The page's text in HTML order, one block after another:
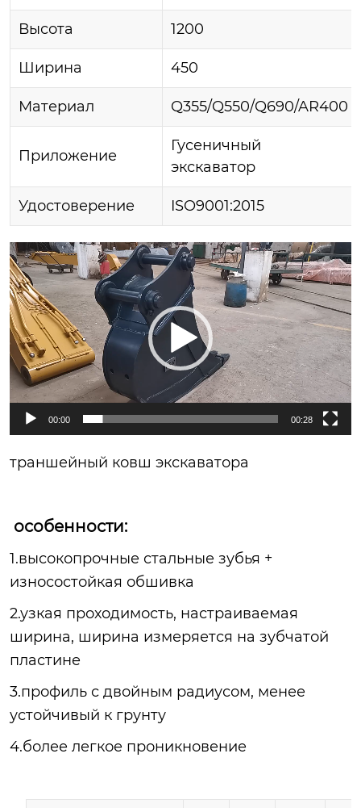
Высота 1200
Ширина 450
Материал Q355/Q550/Q690/AR400
Приложение
Гусеничный
экскаватор
Удостоверение ISO9001:2015
视
频
播
放
器
00:00 00:28
траншейный ковш экскаватора
особенности:
1.высокопрочные стальные зубья +
износостойкая обшивка
2.узкая проходимость, настраиваемая
ширина, ширина измеряется на зубчатой
пластине
3.профиль с двойным радиусом, менее
устойчивый к грунту
4.более легкое проникновение